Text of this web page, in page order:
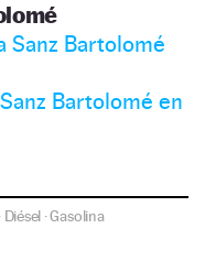
Sanz Bartolomé
Bartolomé en
· Diésel ·Gasolina